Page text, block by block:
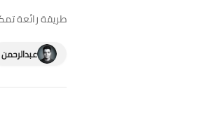
طريقة رائعة
عبدالرحمن